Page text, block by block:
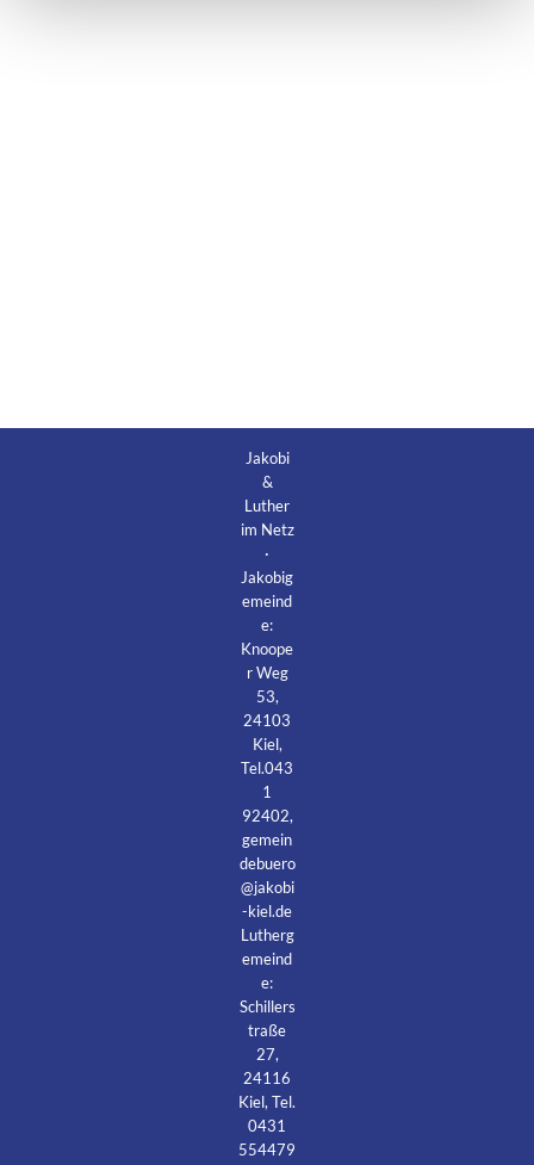
Jakobi
&
Luther
im Netz
·
Jakobig
emeind
e:
Knoope
r Weg
53,
24103
Kiel,
Tel.043
1
92402,
gemein
debuero
@jakobi
-kiel.de
Lutherg
emeind
e:
Schillers
traße
27,
24116
Kiel, Tel.
0431
554479